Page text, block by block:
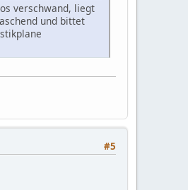
verschwand, liegt
und bittet
#5